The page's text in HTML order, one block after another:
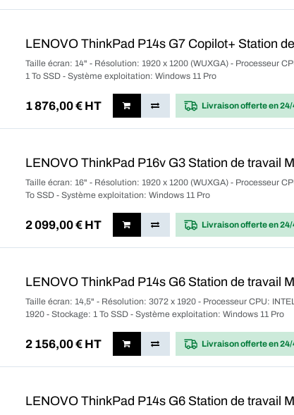
LENOVO ThinkPad P14s G7 Copilot+ Station
Taille écran: 14" - Résolution: 1920 x 1200 (WUXGA) - Processeur
1 To SSD - Système exploitation: Windows 11 Pro
1 876,00€ HT Livraison offerteen
LENOVO ThinkPad P16v G3 Station de travail
Taille écran: 16" - Résolution: 1920 x 1200 (WUXGA) - Processeur
To SSD - Système exploitation: Windows 11 Pro
2 099,00€ HT Livraison offerteen
LENOVO ThinkPad P14s G6 Station de travail
Taille écran: 14,5" - Résolution: 3072 x 1920 - Processeur CPU:
1920 - Stockage: 1 To SSD - Système exploitation: Windows 11 Pro
2 156,00€ HT Livraison offerteen
LENOVO ThinkPad P14s G6 Station de travail